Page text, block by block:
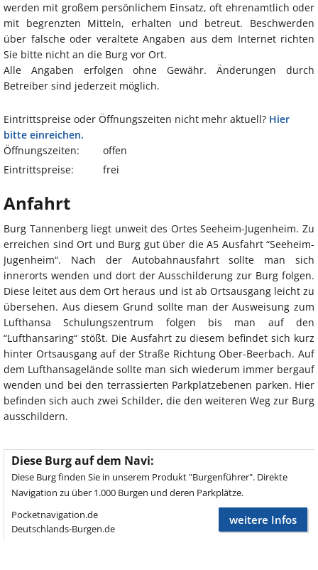
werden mit großem persönlichem Einsatz, oft ehrenamtlich oder
mit begrenzten Mitteln, erhalten und betreut. Beschwerden
über falsche oder veraltete Angaben aus dem Internet richten
Sie bitte nicht an die Burg vor Ort.
Alle Angaben erfolgen ohne Gewähr. Änderungen durch
Betreiber sind jederzeit möglich.
Eintrittspreise oder Öffnungszeiten nicht mehr aktuell? Hier
bitte einreichen.
Öffnungszeiten:
offen
Eintrittspreise:
frei
Anfahrt
Burg Tannenberg liegt unweit des Ortes Seeheim-Jugenheim. Zu
erreichen sind Ort und Burg gut über die A5 Ausfahrt “Seeheim-
Jugenheim“. Nach der Autobahnausfahrt sollte man sich
innerorts wenden und dort der Ausschilderung zur Burg folgen.
Diese leitet aus dem Ort heraus und ist ab Ortsausgang leicht zu
übersehen. Aus diesem Grund sollte man der Ausweisung zum
Lufthansa Schulungszentrum folgen bis man auf den
“Lufthansaring“ stößt. Die Ausfahrt zu diesem befindet sich kurz
hinter Ortsausgang auf der Straße Richtung Ober-Beerbach. Auf
dem Lufthansagelände sollte man sich wiederum immer bergauf
wenden und bei den terrassierten Parkplatzebenen parken. Hier
befinden sich auch zwei Schilder, die den weiteren Weg zur Burg
ausschildern.
Diese Burg auf dem Navi:
Diese Burg finden Sie in unserem Produkt "Burgenführer". Direkte
Navigation zu über 1.000 Burgen und deren Parkplätze.
Pocketnavigation.de
Deutschlands-Burgen.de
weitere Infos